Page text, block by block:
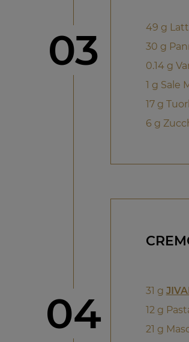
Step
03
49 g
30 g
0.14 g
1 g Sale
17 g
6 g
Step
04 31 g
12 g
21 g